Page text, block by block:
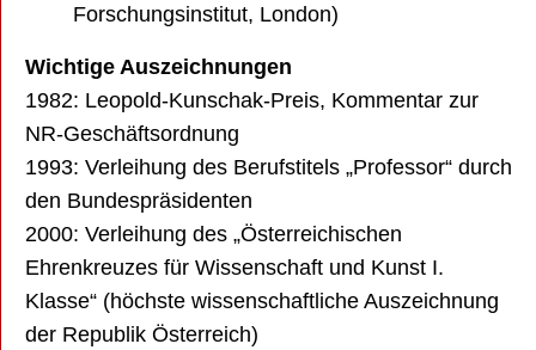
Forschungsinstitut, London)
Wichtige Auszeichnungen
1982: Leopold-Kunschak-Preis, Kommentar zur
NR-Geschäftsordnung
1993: Verleihung des Berufstitels „Professor“ durch
den Bundespräsidenten
2000: Verleihung des „Österreichischen
Ehrenkreuzes für Wissenschaft und Kunst I.
Klasse“ (höchste wissenschaftliche Auszeichnung
der Republik Österreich)